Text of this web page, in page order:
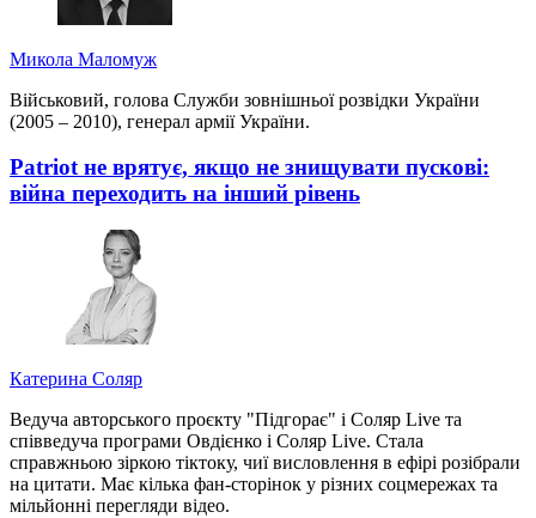
Микола Маломуж
Військовий, голова Служби зовнішньої розвідки України
(2005 – 2010), генерал армії України.
Patriot не врятує, якщо не знищувати пускові:
війна переходить на інший рівень
Катерина Соляр
Ведуча авторського проєкту "Підгорає" і Соляр Live та
співведуча програми Овдієнко і Соляр Live. Стала
справжньою зіркою тіктоку, чиї висловлення в ефірі розібрали
на цитати. Має кілька фан-сторінок у різних соцмережах та
мільйонні перегляди відео.